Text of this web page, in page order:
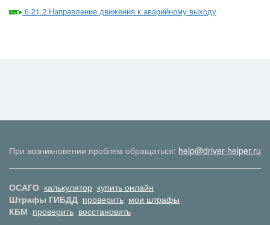
6.21.2 Направление движения к аварийному выходу
При возникновении проблем обращаться: help@driver-helper.ru
ОСАГО калькулятор купить онлайн
Штрафы ГИБДД проверить мои штрафы
КБМ проверить восстановить